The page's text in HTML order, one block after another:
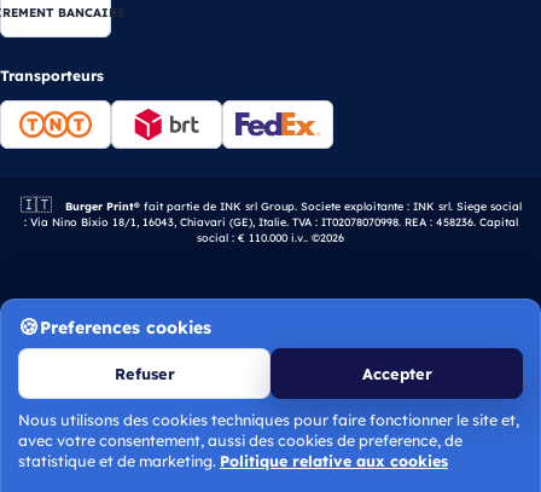
BANCAIRE
Transporteurs
🇮🇹 Entreprise italienne.
Burger Print®fait partie de INK srl Group. Societe exploitante : INK srl. Siege social
: Via Nino Bixio 18/1, 16043, Chiavari (GE), Italie. TVA : IT02078070998. REA : 458236. Capital
social : € 110.000 i.v.. ©2026
Preferences cookies
Refuser Accepter
Nous utilisons des cookies techniques pour faire fonctionner le site et,
avec votre consentement, aussi des cookies de preference, de
statistique et de marketing. Politique relative aux cookies
Calculer le devis